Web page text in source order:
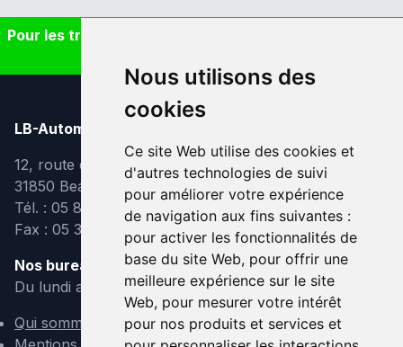
Nous utilisons des
cookies
Ce site Web utilise des cookies et
d'autres technologies de suivi
pour améliorer votre expérience
de navigation aux fins suivantes :
pour activer les fonctionnalités de
base du site Web, pour offrir une
meilleure expérience sur le site
Web, pour mesurer votre intérêt
pour nos produits et services et
Pour les trajets courts, privilégiez la marche ou le vélo
LB-Automobiles.com
12, route de Lavaur
31850 Beaupuy
Tél. : 05 82 95 39 40
Fax : 05 31 08 10 91
Nos bureaux sont ouverts :
Du lundi au vendredi de 9h à 12h et de 14h à 18h
Qui sommes-nous ?